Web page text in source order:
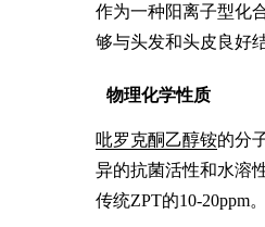
作为一种阳离子型化
够与头发和头皮良好
物理化学性质
吡罗克酮乙醇铵的分
异的抗菌活性和水溶
传统ZPT的10-20ppm。